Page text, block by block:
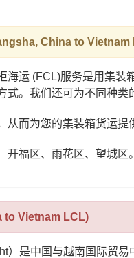
China to Vietnam
海运 (FCL)服务是用集
。我们还可为不同种
而为您的集装箱货运提
开福区、雨花区、望城区。
to Vietnam LCL)
）是中国与越南国际贸